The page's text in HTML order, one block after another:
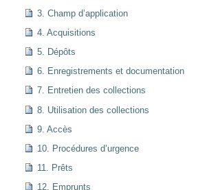
3. Champ d’application
4. Acquisitions
5. Dépôts
6. Enregistrements et documentation
7. Entretien des collections
8. Utilisation des collections
9. Accès
10. Procédures d’urgence
11. Prêts
12. Emprunts